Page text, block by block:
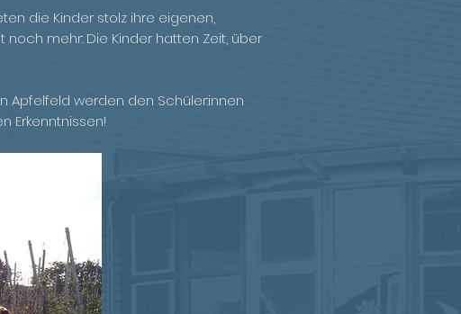
die Kinder stolz ihre eigenen,
mehr: Die Kinder hatten Zeit, über
Apfelfeld werden den Schüler:innen
Erkenntnissen!